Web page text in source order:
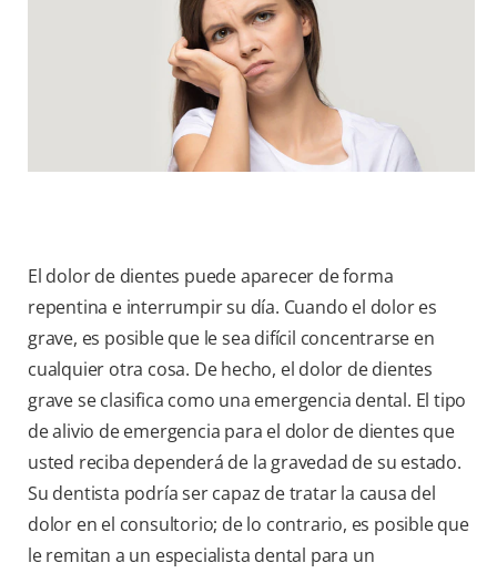
El dolor de dientes puede aparecer de forma
repentina e interrumpir su día. Cuando el dolor es
grave, es posible que le sea difícil concentrarse en
cualquier otra cosa. De hecho, el dolor de dientes
grave se clasifica como una emergencia dental. El tipo
de alivio de emergencia para el dolor de dientes que
usted reciba dependerá de la gravedad de su estado.
Su dentista podría ser capaz de tratar la causa del
dolor en el consultorio; de lo contrario, es posible que
le remitan a un especialista dental para un